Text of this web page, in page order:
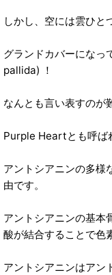
しかし、空には雲ひと
グランドカバーにな
pallida) ！
なんとも言い表すのが
Purple Heartとも呼ば
アントシアニンの多様
由です。
アントシアニンの基本
酸が結合することで色
アントシアニンはアン